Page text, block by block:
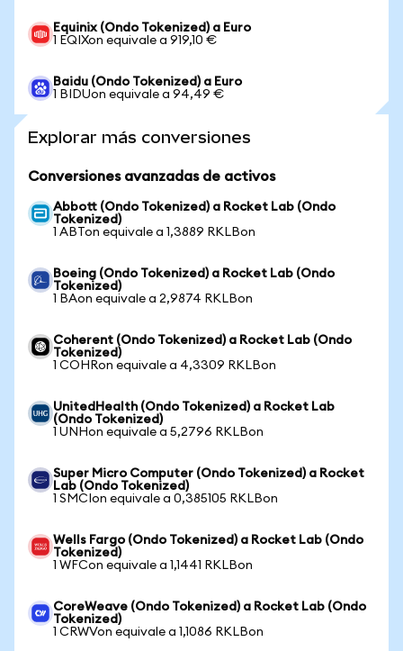
Equinix (Ondo Tokenized) a Euro
1 EQIXon equivale a 919,10 €
Baidu (Ondo Tokenized) a Euro
1 BIDUon equivale a 94,49 €
Explorar más conversiones
Conversiones avanzadas de activos
Abbott (Ondo Tokenized) a Rocket Lab (Ondo
Tokenized)
1 ABTon equivale a 1,3889 RKLBon
Boeing (Ondo Tokenized) a Rocket Lab (Ondo
Tokenized)
1 BAon equivale a 2,9874 RKLBon
Coherent (Ondo Tokenized) a Rocket Lab (Ondo
Tokenized)
1 COHRon equivale a 4,3309 RKLBon
UnitedHealth (Ondo Tokenized) a Rocket Lab
(Ondo Tokenized)
1 UNHon equivale a 5,2796 RKLBon
Super Micro Computer (Ondo Tokenized) a Rocket
Lab (Ondo Tokenized)
1 SMCIon equivale a 0,385105 RKLBon
Wells Fargo (Ondo Tokenized) a Rocket Lab (Ondo
Tokenized)
1 WFCon equivale a 1,1441 RKLBon
CoreWeave (Ondo Tokenized) a Rocket Lab (Ondo
Tokenized)
1 CRWVon equivale a 1,1086 RKLBon